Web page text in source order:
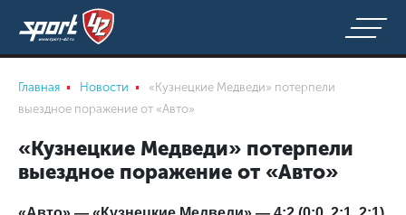
Главная Новости
«Кузнецкие Медведи» потерпели
выездное поражение от «Авто»
«Кузнецкие Медведи» потерпели
выездное поражение от «Авто»